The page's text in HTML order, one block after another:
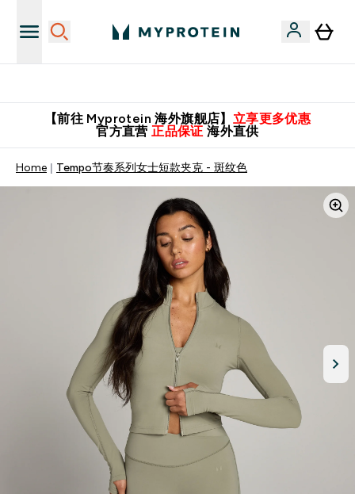
【前往 Myprotein 海外旗舰店】 立享更多优惠
官方直营 正品保证 海外直供
Home Tempo节奏系列女士短款夹克 - 斑纹色